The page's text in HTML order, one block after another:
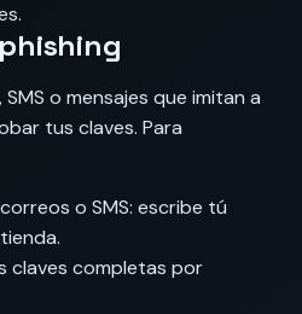
o mensajes que imitan a
tus claves. Para
o SMS: escribe tú
claves completas por